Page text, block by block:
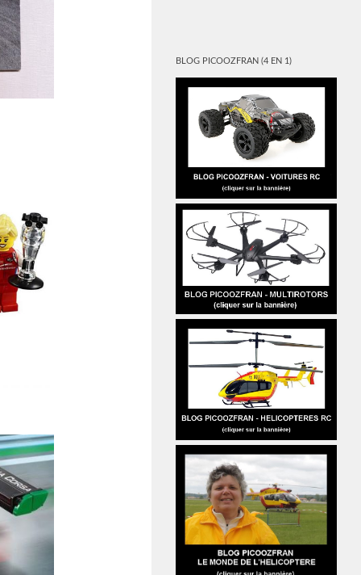
BLOG PICOOZFRAN (4 EN 1)